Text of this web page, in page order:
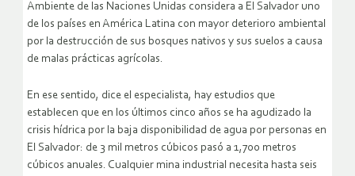
Ambiente de las Naciones Unidas considera a El Salvador uno
de los países en América Latina con mayor deterioro ambiental
por la destrucción de sus bosques nativos y sus suelos a causa
de malas prácticas agrícolas.
En ese sentido, dice el especialista, hay estudios que
establecen que en los últimos cinco años se ha agudizado la
crisis hídrica por la baja disponibilidad de agua por personas en
El Salvador: de 3 mil metros cúbicos pasó a 1,700 metros
cúbicos anuales. Cualquier mina industrial necesita hasta seis